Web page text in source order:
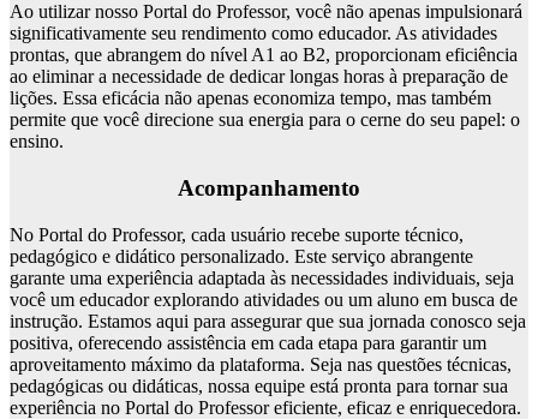
Ao utilizar nosso Portal do Professor, você não apenas impulsionará
significativamente seu rendimento como educador. As atividades
prontas, que abrangem do nível A1 ao B2, proporcionam eficiência
ao eliminar a necessidade de dedicar longas horas à preparação de
lições. Essa eficácia não apenas economiza tempo, mas também
permite que você direcione sua energia para o cerne do seu papel: o
ensino.
Acompanhamento
No Portal do Professor, cada usuário recebe suporte técnico,
pedagógico e didático personalizado. Este serviço abrangente
garante uma experiência adaptada às necessidades individuais, seja
você um educador explorando atividades ou um aluno em busca de
instrução. Estamos aqui para assegurar que sua jornada conosco seja
positiva, oferecendo assistência em cada etapa para garantir um
aproveitamento máximo da plataforma. Seja nas questões técnicas,
pedagógicas ou didáticas, nossa equipe está pronta para tornar sua
experiência no Portal do Professor eficiente, eficaz e enriquecedora.